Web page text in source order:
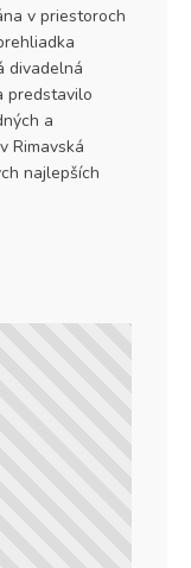
v priestoroch
divadelná
predstavilo
a
Rimavská
najlepších